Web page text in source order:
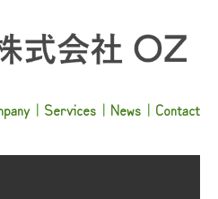
｜ Services ｜ News ｜ Contact